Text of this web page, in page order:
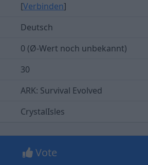
[Verbinden]
Deutsch
0 (Ø-Wert noch unbekannt)
30
ARK: Survival Evolved
CrystalIsles
Vote